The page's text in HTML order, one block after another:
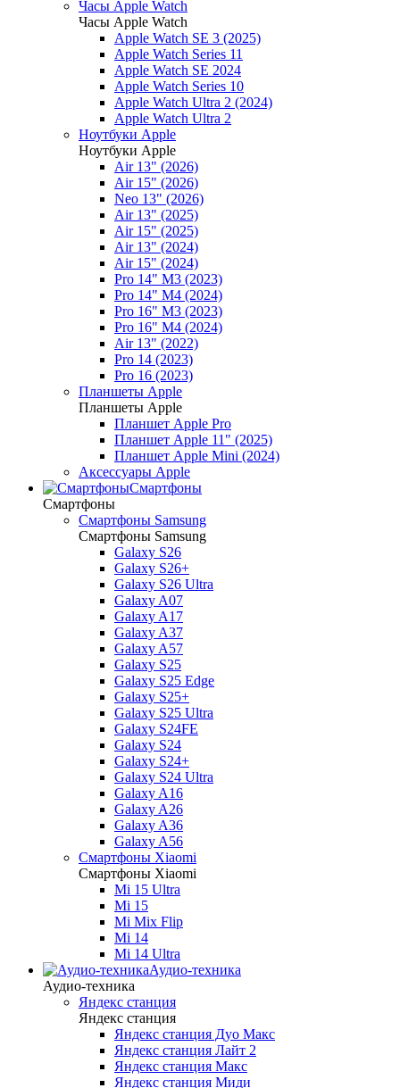
Часы Apple Watch
Часы Apple Watch
Apple Watch SE 3 (2025)
Apple Watch Series 11
Apple Watch SE 2024
Apple Watch Series 10
Apple Watch Ultra 2 (2024)
Apple Watch Ultra 2
Ноутбуки Apple
Ноутбуки Apple
Air 13" (2026)
Air 15" (2026)
Neo 13" (2026)
Air 13" (2025)
Air 15" (2025)
Air 13" (2024)
Air 15" (2024)
Pro 14" M3 (2023)
Pro 14" M4 (2024)
Pro 16" M3 (2023)
Pro 16" M4 (2024)
Air 13" (2022)
Pro 14 (2023)
Pro 16 (2023)
Планшеты Apple
Планшеты Apple
Планшет Apple Pro
Планшет Apple 11" (2025)
Планшет Apple Mini (2024)
Аксессуары Apple
Смартфоны
Смартфоны
Смартфоны Samsung
Смартфоны Samsung
Galaxy S26
Galaxy S26+
Galaxy S26 Ultra
Galaxy A07
Galaxy A17
Galaxy A37
Galaxy A57
Galaxy S25
Galaxy S25 Edge
Galaxy S25+
Galaxy S25 Ultra
Galaxy S24FE
Galaxy S24
Galaxy S24+
Galaxy S24 Ultra
Galaxy A16
Galaxy A26
Galaxy A36
Galaxy A56
Смартфоны Xiaomi
Смартфоны Xiaomi
Mi 15 Ultra
Mi 15
Mi Mix Flip
Mi 14
Mi 14 Ultra
Аудио-техника
Аудио-техника
Яндекс станция
Яндекс станция
Яндекс станция Дуо Макс
Яндекс станция Лайт 2
Яндекс станция Макс
Яндекс станция Миди